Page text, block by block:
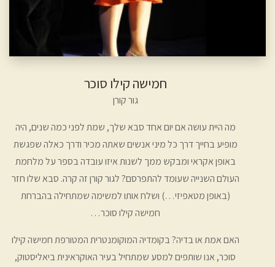
חמישה קילו סוכר
גור קורן
מה היית עושה אם יום אחד סבא שלך, שמת לפני כמה שנים, היה
מופיע בחייך דרך כל מיני אנשים שאתה מכיר ודרך כאלה שפגשת
באופן אקראי ומבקש ממך לשנות איזו עובדה בספר על מלחמת
העולם השנייה שעומד להתפרסם? לגור קורן זה קרה. סבא שלו חזר
(באופן מטאפיזי…) ושלח אותו למשימה שמתחילה בהברחת
חמישה קילו סוכר…
האם אמת או בדיה? בקומדיה המוקומנטרית המטורפת חמישה קילו
סוכר, אנו שותפים למסע שמתחיל בעיר האוקראינית ביאליסטוק,